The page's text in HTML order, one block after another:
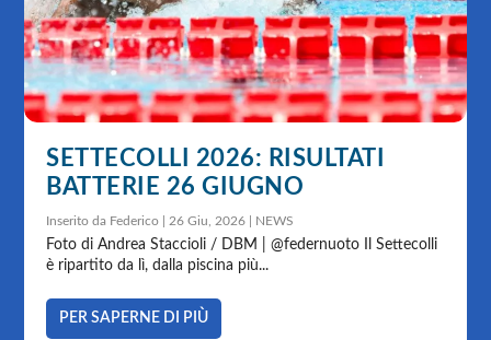
SETTECOLLI 2026: RISULTATI
BATTERIE 26 GIUGNO
Inserito da Federico 26 Giu, 2026 NEWS
Foto di Andrea Staccioli / DBM | @federnuoto Il Settecolli
è ripartito da lì, dalla piscina più...
PER SAPERNE DI PIÙ